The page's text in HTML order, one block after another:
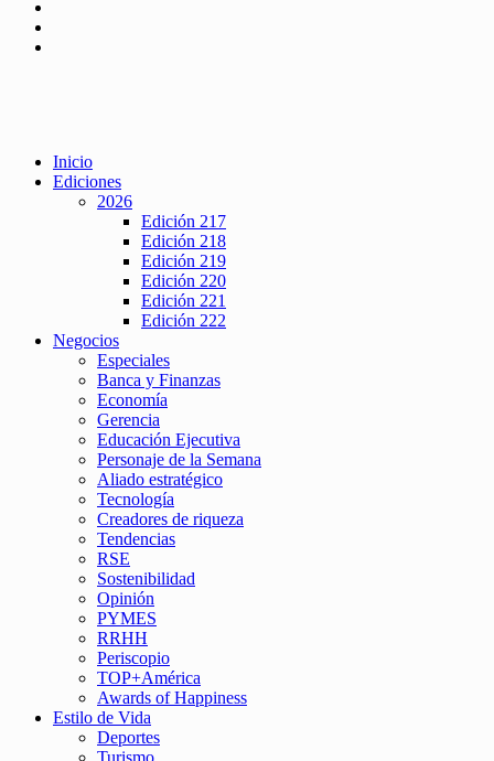
Inicio
Ediciones
2026
Edición 217
Edición 218
Edición 219
Edición 220
Edición 221
Edición 222
Negocios
Especiales
Banca y Finanzas
Economía
Gerencia
Educación Ejecutiva
Personaje de la Semana
Aliado estratégico
Tecnología
Creadores de riqueza
Tendencias
RSE
Sostenibilidad
Opinión
PYMES
RRHH
Periscopio
TOP+América
Awards of Happiness
Estilo de Vida
Deportes
Turismo